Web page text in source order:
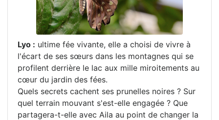
Lyo : ultime fée vivante, elle a choisi de vivre à
l'écart de ses sœurs dans les montagnes qui se
profilent derrière le lac aux mille miroitements au
cœur du jardin des fées.
Quels secrets cachent ses prunelles noires ? Sur
quel terrain mouvant s'est-elle engagée ? Que
partagera-t-elle avec Aila au point de changer la